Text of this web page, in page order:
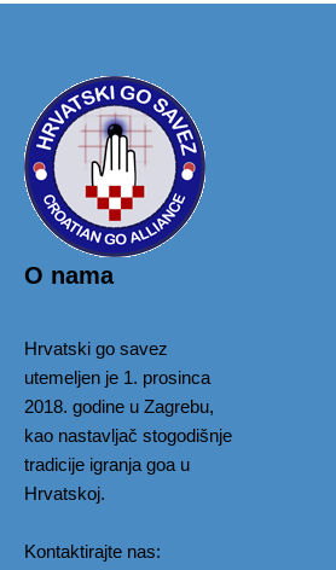
O nama
Hrvatski go savez
utemeljen je 1. prosinca
2018. godine u Zagrebu,
kao nastavljač stogodišnje
tradicije igranja goa u
Hrvatskoj.
Kontaktirajte nas: